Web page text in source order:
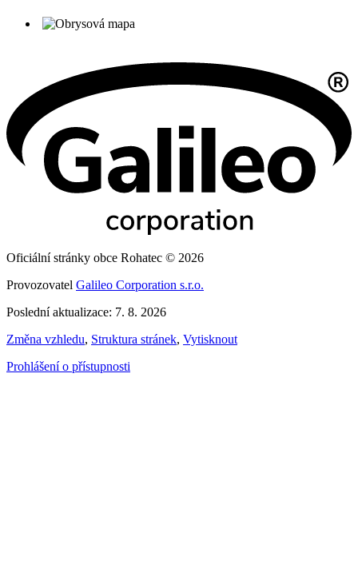
Oficiální stránky obce Rohatec © 2026
Provozovatel Galileo Corporation s.r.o.
Poslední aktualizace: 7. 8. 2026
Změna vzhledu, Struktura stránek, Vytisknout
Prohlášení o přístupnosti